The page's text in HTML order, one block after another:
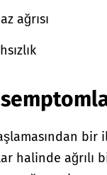
ağrısı
bir
halinde ağrılı